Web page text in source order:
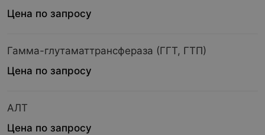
Цена по запросу
Гамма-глутаматтрансфераза (ГГТ, ГТП)
Цена по запросу
АЛТ
Цена по запросу